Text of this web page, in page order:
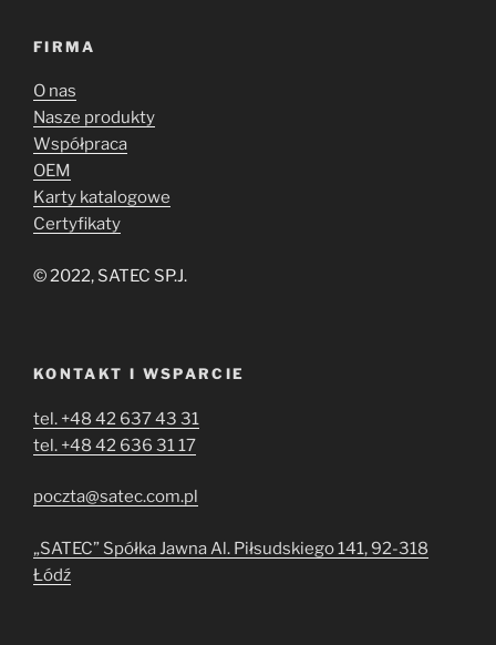
FIRMA
O nas
Nasze produkty
Współpraca
OEM
Karty katalogowe
Certyfikaty
© 2022, SATEC SP.J.
KONTAKT I WSPARCIE
tel. +48 42 637 43 31
tel. +48 42 636 31 17
poczta@satec.com.pl
„SATEC” Spółka Jawna Al. Piłsudskiego 141, 92-318
Łódź